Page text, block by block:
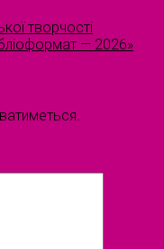
творчості
— 2026»